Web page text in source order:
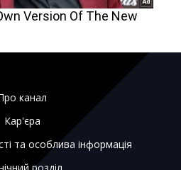
канал
Кар'єра
та особлива інформація
розділ